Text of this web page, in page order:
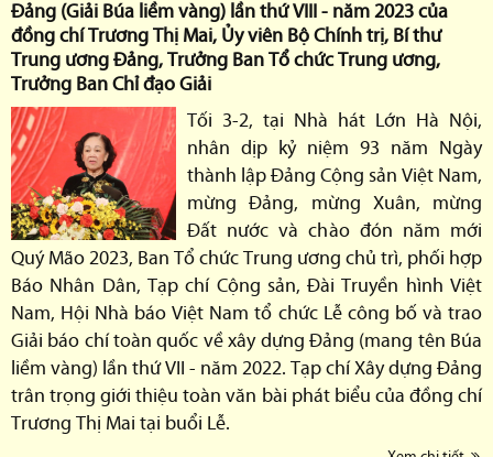
Đảng (Giải Búa liềm vàng) lần thứ VIII - năm 2023 của
đồng chí Trương Thị Mai, Ủy viên Bộ Chính trị, Bí thư
Trung ương Đảng, Trưởng Ban Tổ chức Trung ương,
Trưởng Ban Chỉ đạo Giải
Tối 3-2, tại Nhà hát Lớn Hà Nội,
nhân dịp kỷ niệm 93 năm Ngày
thành lập Đảng Cộng sản Việt Nam,
mừng Đảng, mừng Xuân, mừng
Đất nước và chào đón năm mới
Quý Mão 2023, Ban Tổ chức Trung ương chủ trì, phối hợp
Báo Nhân Dân, Tạp chí Cộng sản, Đài Truyền hình Việt
Nam, Hội Nhà báo Việt Nam tổ chức Lễ công bố và trao
Giải báo chí toàn quốc về xây dựng Đảng (mang tên Búa
liềm vàng) lần thứ VII - năm 2022. Tạp chí Xây dựng Đảng
trân trọng giới thiệu toàn văn bài phát biểu của đồng chí
Trương Thị Mai tại buổi Lễ.